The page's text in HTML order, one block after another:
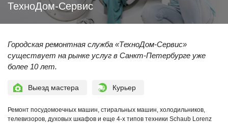
ТехноДом-Сервис
Городская ремонтная служба «ТехноДом-Сервис»
существует на рынке услуг в Санкт-Петербурге уже
более 10 лет.
Выезд мастера Курьер
Ремонт посудомоечных машин, стиральных машин, холодильников,
телевизоров, духовых шкафов и еще 4-х типов техники Schaub Lorenz